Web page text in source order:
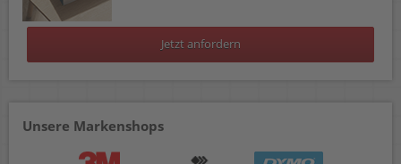
Jetzt anfordern
Unsere Markenshops